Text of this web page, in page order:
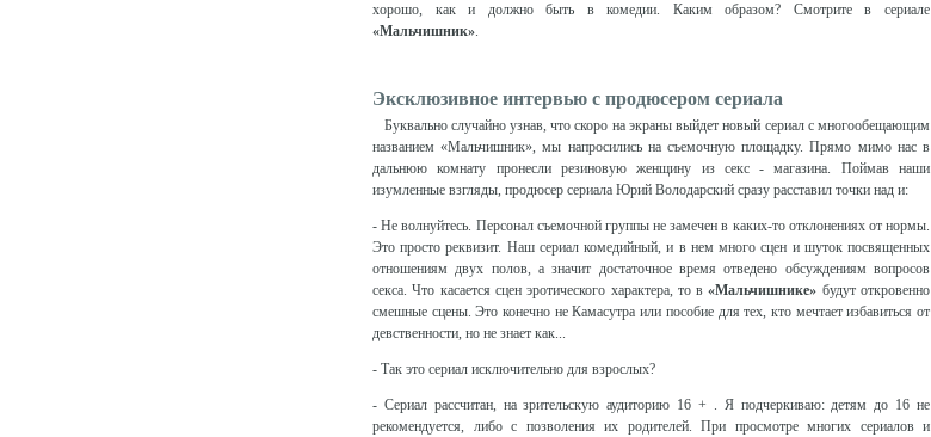
хорошо, как и должно быть в комедии. Каким образом? Смотрите в сериале
«Мальчишник».
Эксклюзивное интервью с продюсером сериала
Буквально случайно узнав, что скоро на экраны выйдет новый сериал с многообещающим
названием «Мальчишник», мы напросились на съемочную площадку. Прямо мимо нас в
дальнюю комнату пронесли резиновую женщину из секс - магазина. Поймав наши
изумленные взгляды, продюсер сериала Юрий Володарский сразу расставил точки над и:
- Не волнуйтесь. Персонал съемочной группы не замечен в каких-то отклонениях от нормы.
Это просто реквизит. Наш сериал комедийный, и в нем много сцен и шуток посвященных
отношениям двух полов, а значит достаточное время отведено обсуждениям вопросов
секса. Что касается сцен эротического характера, то в«Мальчишнике» будут откровенно
смешные сцены. Это конечно не Камасутра или пособие для тех, кто мечтает избавиться от
девственности, но не знает как...
- Так это сериал исключительно для взрослых?
- Сериал рассчитан, на зрительскую аудиторию 16 + . Я подчеркиваю: детям до 16 не
рекомендуется, либо с позволения их родителей. При просмотре многих сериалов и